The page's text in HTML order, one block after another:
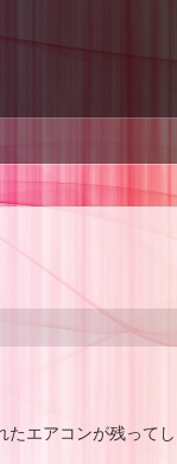
たエアコンが残ってし